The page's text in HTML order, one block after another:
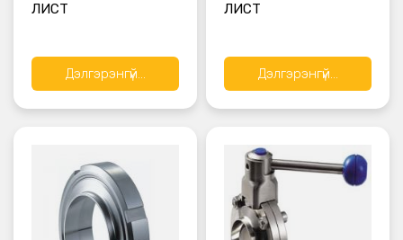
ЛИСТ
Дэлгэрэнгүй...
ЛИСТ
Дэлгэрэнгүй...